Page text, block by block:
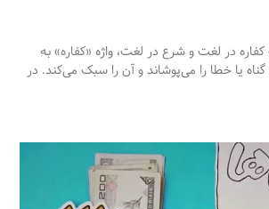
کفاره در لغت و شرع در لغت، واژه «کفاره» به
یا خطا را می‌پوشاند و آن را سبک می‌کند. در